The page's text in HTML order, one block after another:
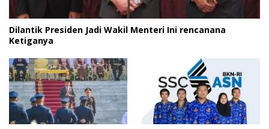
Dilantik Presiden Jadi Wakil Menteri Ini rencanana
Ketiganya